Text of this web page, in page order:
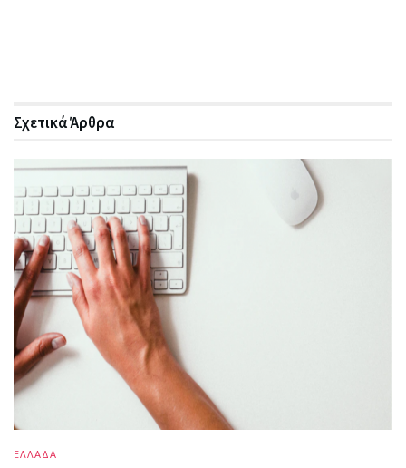
ΣχετικάΆρθρα
ΕΛΛΑΔΑ